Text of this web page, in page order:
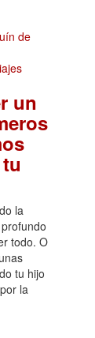
un
la
todo. O
tu hijo
la